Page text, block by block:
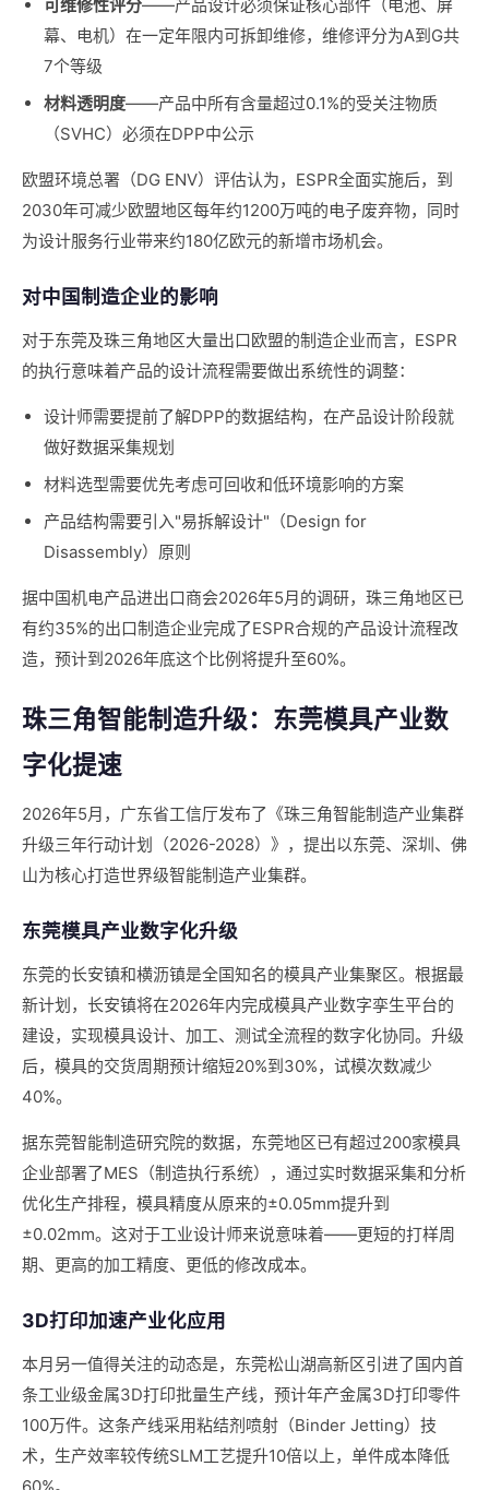
可维修性评分——产品设计必须保证核心部件（电池、屏
幕、电机）在一定年限内可拆卸维修，维修评分为A到G共
7个等级
材料透明度——产品中所有含量超过0.1%的受关注物质
（SVHC）必须在DPP中公示
欧盟环境总署（DG ENV）评估认为，ESPR全面实施后，到
2030年可减少欧盟地区每年约1200万吨的电子废弃物，同时
为设计服务行业带来约180亿欧元的新增市场机会。
对中国制造企业的影响
对于东莞及珠三角地区大量出口欧盟的制造企业而言，ESPR
的执行意味着产品的设计流程需要做出系统性的调整：
设计师需要提前了解DPP的数据结构，在产品设计阶段就
做好数据采集规划
材料选型需要优先考虑可回收和低环境影响的方案
产品结构需要引入"易拆解设计"（Design for
Disassembly）原则
据中国机电产品进出口商会2026年5月的调研，珠三角地区已
有约35%的出口制造企业完成了ESPR合规的产品设计流程改
造，预计到2026年底这个比例将提升至60%。
珠三角智能制造升级：东莞模具产业数
字化提速
2026年5月，广东省工信厅发布了《珠三角智能制造产业集群
升级三年行动计划（2026-2028）》，提出以东莞、深圳、佛
山为核心打造世界级智能制造产业集群。
东莞模具产业数字化升级
东莞的长安镇和横沥镇是全国知名的模具产业集聚区。根据最
新计划，长安镇将在2026年内完成模具产业数字孪生平台的
建设，实现模具设计、加工、测试全流程的数字化协同。升级
后，模具的交货周期预计缩短20%到30%，试模次数减少
40%。
据东莞智能制造研究院的数据，东莞地区已有超过200家模具
企业部署了MES（制造执行系统），通过实时数据采集和分析
优化生产排程，模具精度从原来的±0.05mm提升到
±0.02mm。这对于工业设计师来说意味着——更短的打样周
期、更高的加工精度、更低的修改成本。
3D打印加速产业化应用
本月另一值得关注的动态是，东莞松山湖高新区引进了国内首
条工业级金属3D打印批量生产线，预计年产金属3D打印零件
100万件。这条产线采用粘结剂喷射（Binder Jetting）技
术，生产效率较传统SLM工艺提升10倍以上，单件成本降低